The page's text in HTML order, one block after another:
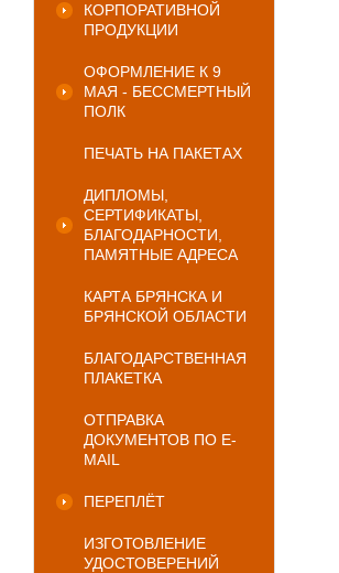
КОРПОРАТИВНОЙ
ПРОДУКЦИИ
ОФОРМЛЕНИЕ К 9
МАЯ - БЕССМЕРТНЫЙ
ПОЛК
ПЕЧАТЬ НА ПАКЕТАХ
ДИПЛОМЫ,
СЕРТИФИКАТЫ,
БЛАГОДАРНОСТИ,
ПАМЯТНЫЕ АДРЕСА
КАРТА БРЯНСКА И
БРЯНСКОЙ ОБЛАСТИ
БЛАГОДАРСТВЕННАЯ
ПЛАКЕТКА
ОТПРАВКА
ДОКУМЕНТОВ ПО E-
MAIL
ПЕРЕПЛЁТ
ИЗГОТОВЛЕНИЕ
УДОСТОВЕРЕНИЙ